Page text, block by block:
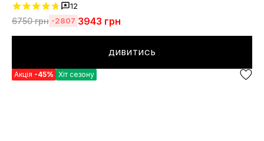
12
6750грн -2807 3943 грн
ДИВИТИСЬ
Акція -45% Хіт сезону